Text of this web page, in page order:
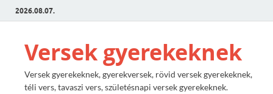
2026.08.07.
Versek gyerekeknek
Versek gyerekeknek, gyerekversek, rövid versek gyerekeknek,
téli vers, tavaszi vers, születésnapi versek gyerekeknek.